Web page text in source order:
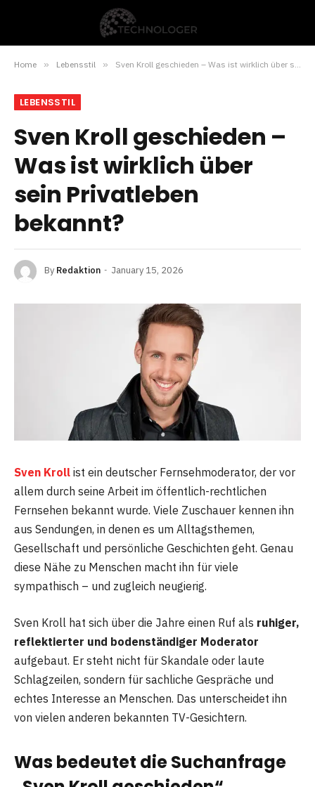
Home » Lebensstil » Sven Kroll geschieden – Was ist wirklich über sein Privatleben bekannt?
LEBENSSTIL
Sven Kroll geschieden –
Was ist wirklich über
sein Privatleben
bekannt?
By Redaktion January 15, 2026
Sven Kroll ist ein deutscher Fernsehmoderator, der vor
allem durch seine Arbeit im öffentlich-rechtlichen
Fernsehen bekannt wurde. Viele Zuschauer kennen ihn
aus Sendungen, in denen es um Alltagsthemen,
Gesellschaft und persönliche Geschichten geht. Genau
diese Nähe zu Menschen macht ihn für viele
sympathisch – und zugleich neugierig.
Sven Kroll hat sich über die Jahre einen Ruf als ruhiger,
reflektierter und bodenständiger Moderator
aufgebaut. Er steht nicht für Skandale oder laute
Schlagzeilen, sondern für sachliche Gespräche und
echtes Interesse an Menschen. Das unterscheidet ihn
von vielen anderen bekannten TV-Gesichtern.
Was bedeutet die Suchanfrage